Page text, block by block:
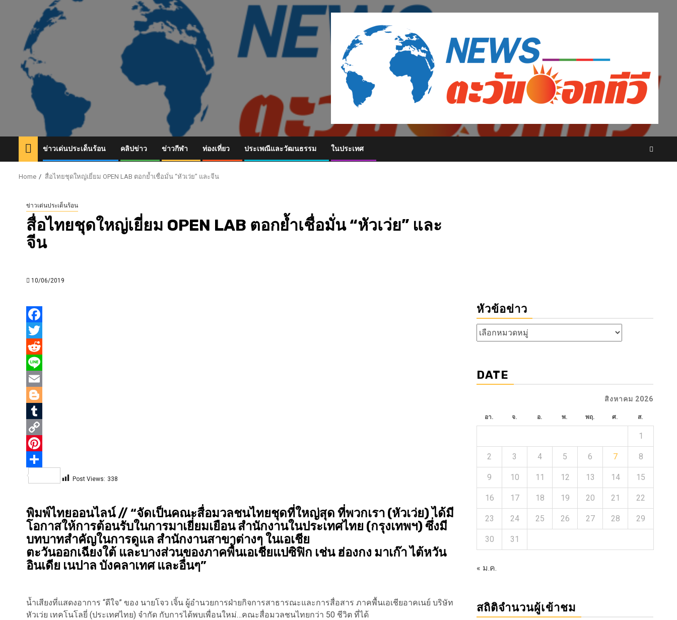
ข่าวเด่นประเด็นร้อน คลิปข่าว ข่าวกีฬา ท่องเที่ยว ประเพณีและวัฒนธรรม ในประเทศ
Home สื่อไทยชุดใหญ่เยี่ยม OPEN LAB ตอกย้ำเชื่อมั่น “หัวเว่ย” และจีน
ข่าวเด่นประเด็นร้อน
สื่อไทยชุดใหญ่เยี่ยม OPEN LAB ตอกย้ำเชื่อมั่น “หัวเว่ย” และ
จีน
10/06/2019
Facebook
Twitter
Reddit
Line
Email
Blogger
Tumblr
Copy
Link
Pinterest
SharePost Views: 338
พิมพ์ไทยออนไลน์ // “จัดเป็นคณะสื่อมวลชนไทยชุดที่ใหญ่สุด ที่พวกเรา (หัวเว่ย) ได้มี
โอกาสให้การต้อนรับในการมาเยี่ยมเยือน สำนักงานในประเทศไทย (กรุงเทพฯ) ซึ่งมี
บทบาทสำคัญในการดูแล สำนักงานสาขาต่างๆ ในเอเชีย
ตะวันออกเฉียงใต้ และบางส่วนของภาคพื้นเอเชียแปซิฟิก เช่น ฮ่องกง มาเก๊า ไต้หวัน
อินเดีย เนปาล บังคลาเทศ และอื่นๆ”
น้ำเสียงที่แสดงอาการ “ดีใจ” ของ นายโจว เจิ้น ผู้อำนวยการฝ่ายกิจการสาธารณะและการสื่อสาร ภาคพื้นเอเชียอาคเนย์ บริษัท
หัวเว่ย เทคโนโลยี่ (ประเทศไทย) จำกัด กับการได้พบเพื่อนใหม่…คณะสื่อมวลชนไทยกว่า 50 ชีวิต ที่ได้
หัวข้อข่าว
หัวข้อ
ข่าว
DATE
สิงหาคม 2026
อา. จ. อ. พ. พฤ. ศ. ส.
1
2 3 4 5 6 7 8
9 10 11 12 13 14 15
16 17 18 19 20 21 22
23 24 25 26 27 28 29
30 31
« ม.ค.
สถิติจำนวนผู้เข้าชม